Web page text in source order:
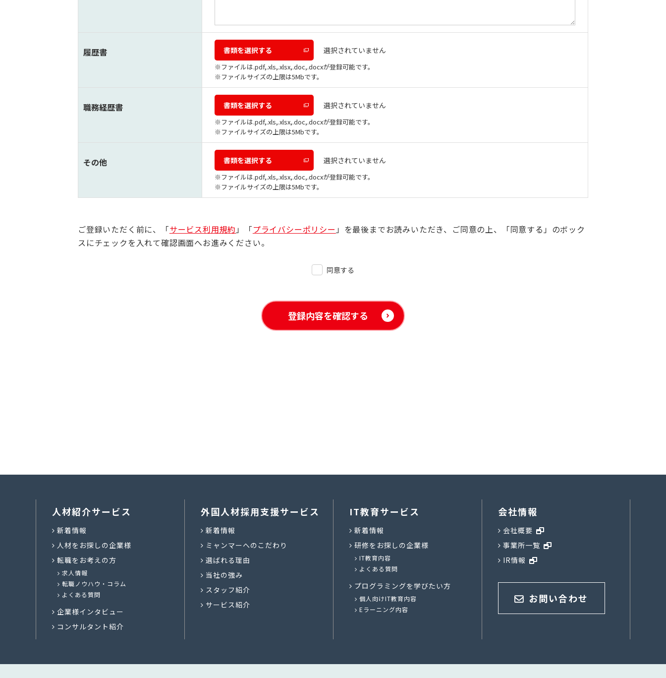
履歴書 書類を選択する 選択されていません
ファイルは.pdf,.xls,.xlsx,.doc,.docxが登録可能です。
ファイルサイズの上限は5Mbです。
職務経歴書 書類を選択する 選択されていません
ファイルは.pdf,.xls,.xlsx,.doc,.docxが登録可能です。
ファイルサイズの上限は5Mbです。
その他 書類を選択する 選択されていません
ファイルは.pdf,.xls,.xlsx,.doc,.docxが登録可能です。
ファイルサイズの上限は5Mbです。
ご登録いただく前に、「サービス利用規約 」「プライバシーポリシー 」を最後までお読みいただき、ご同意の上、「同意する」のボック
スにチェックを入れて確認画面へお進みください。
同意する
登録内容を確認する
人材紹介サービス
新着情報
人材をお探しの企業様
転職をお考えの方
求人情報
転職ノウハウ・コラム
よくある質問
企業様インタビュー
コンサルタント紹介
外国人材採用支援サービス
新着情報
ミャンマーへのこだわり
選ばれる理由
当社の強み
スタッフ紹介
サービス紹介
IT教育サービス
新着情報
研修をお探しの企業様
IT教育内容
よくある質問
プログラミングを学びたい方
個人向けIT教育内容
Eラーニング内容
会社情報
会社概要
事業所一覧
IR情報
お問い合わせ